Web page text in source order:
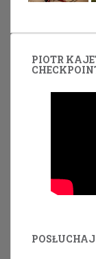
PIOTR
POSŁUCHAJ